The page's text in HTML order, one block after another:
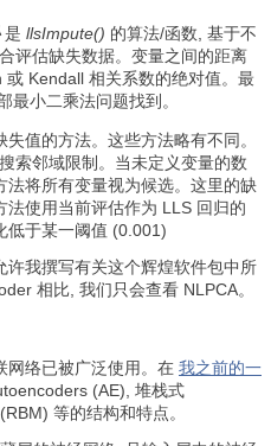
是 llsImpute() 的算法/函数, 基于不
评估缺失数据。变量之间的距离
Kendall 相关系数的绝对值。最
最小二乘法问题找到。
值的方法。这些方法略有不同。
索邻域限制。当未定义变量的数
将所有变量视为候选。这里的缺
使用当前评估作为 LLS 回归的
低于某一阈值 (0.001)
我撰写有关这个辉煌软件包中所
相比, 我们只会查看 NLPCA。
网络已被广泛使用。在 我之前的一
(АЕ), 堆栈式
等的结构和特点。